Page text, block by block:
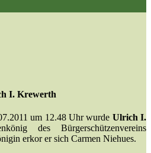
I. Krewerth
um 12.48 Uhr wurde Ulrich I.
des Bürgerschützenvereins
erkor er sich Carmen Niehues.